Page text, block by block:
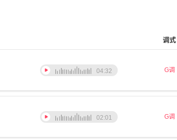
调式
G调
04:32
G调
02:01